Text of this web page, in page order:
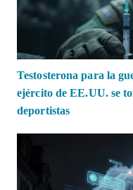
Testosterona para la
ejército de EE.UU. se
deportistas